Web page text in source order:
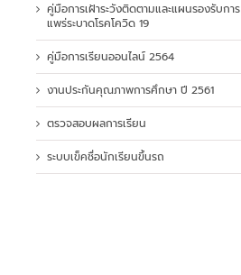
คู่มือการเฝ้าระวังติดตามและแผนรองรับการ
แพร่ระบาดโรคโควิด 19
คู่มือการเรียนออนไลน์ 2564
งานประกันคุณภาพการศึกษา ปี 2561
ตรวจสอบผลการเรียน
ระบบเข็คชื่อนักเรียนขึ้นรถ